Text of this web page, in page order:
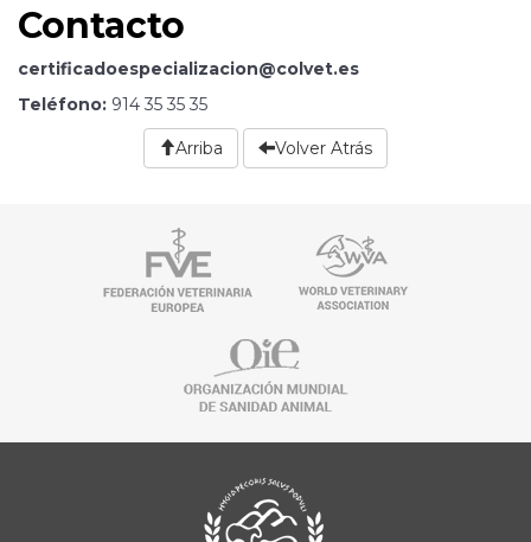
Contacto
certificadoespecializacion@colvet.es
Teléfono: 914 35 35 35
Arriba Volver Atrás